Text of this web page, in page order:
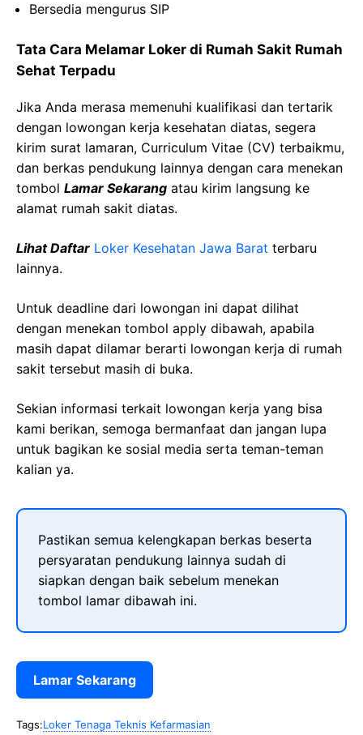
Bersedia mengurus SIP
Tata Cara Melamar Loker di Rumah Sakit Rumah
Sehat Terpadu
Jika Anda merasa memenuhi kualifikasi dan tertarik
dengan lowongan kerja kesehatan diatas, segera
kirim surat lamaran, Curriculum Vitae (CV) terbaikmu,
dan berkas pendukung lainnya dengan cara menekan
tombol Lamar Sekarang atau kirim langsung ke
alamat rumah sakit diatas.
Lihat Daftar Loker Kesehatan Jawa Barat terbaru
lainnya.
Untuk deadline dari lowongan ini dapat dilihat
dengan menekan tombol apply dibawah, apabila
masih dapat dilamar berarti lowongan kerja di rumah
sakit tersebut masih di buka.
Sekian informasi terkait lowongan kerja yang bisa
kami berikan, semoga bermanfaat dan jangan lupa
untuk bagikan ke sosial media serta teman-teman
kalian ya.
Pastikan semua kelengkapan berkas beserta
persyaratan pendukung lainnya sudah di
siapkan dengan baik sebelum menekan
tombol lamar dibawah ini.
Lamar Sekarang
Tags:Loker Tenaga Teknis Kefarmasian